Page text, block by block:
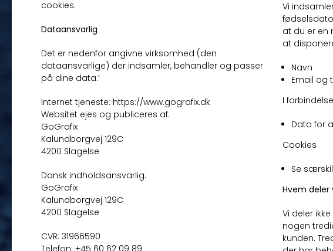
cookies.
Dataansvarlig
Det er nedenfor angivne virksomhed (den
dataansvarlige) der indsamler, behandler og passer
på dine data.’
Internet tjeneste: https://www.gografix.dk
Websitet ejes og publiceres af:
GoGrafix
Kalundborgvej 129C
4200 Slagelse
Dansk indholdsansvarlig:
GoGrafix
Kalundborgvej 129C
4200 Slagelse
CVR: 31966590
Telefon: +45 60 62 09 89
Vi
at du er en
at
Navn
Email og
I
Dato for
Cookies
Se
Hvem deler
Vi deler
nogen
kunden.